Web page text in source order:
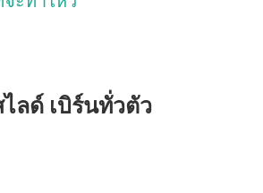
ลด์ เบิร์นทั่วตัว